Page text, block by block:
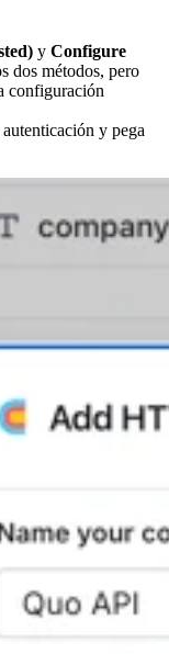
y Configure
dos métodos, pero
configuración
y pega